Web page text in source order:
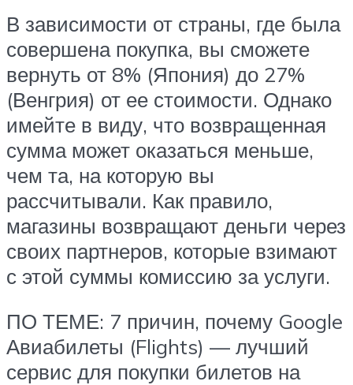
В зависимости от страны, где была
совершена покупка, вы сможете
вернуть от 8% (Япония) до 27%
(Венгрия) от ее стоимости. Однако
имейте в виду, что возвращенная
сумма может оказаться меньше,
чем та, на которую вы
рассчитывали. Как правило,
магазины возвращают деньги через
своих партнеров, которые взимают
с этой суммы комиссию за услуги.
ПО ТЕМЕ: 7 причин, почему Google
Авиабилеты (Flights) — лучший
сервис для покупки билетов на